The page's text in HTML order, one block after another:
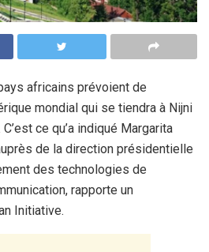
africains prévoient de
mondial qui se tiendra à Nijni
ce qu’a indiqué Margarita
de la direction présidentielle
des technologies de
rapporte un
Initiative.